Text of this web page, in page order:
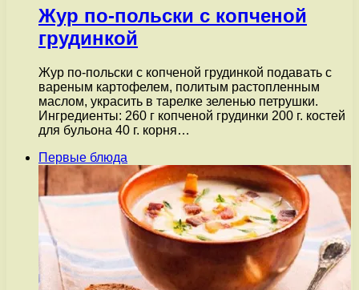
Жур по-польски с копченой
грудинкой
Жур по-польски с копченой грудинкой подавать с
вареным картофелем, политым растопленным
маслом, украсить в тарелке зеленью петрушки.
Ингредиенты: 260 г копченой грудинки 200 г. костей
для бульона 40 г. корня…
Первые блюда